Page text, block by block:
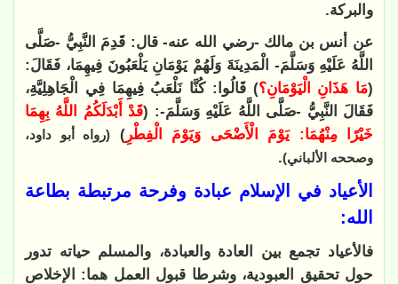
والبركة.
عن أنس بن مالك -رضي الله عنه- قال: قَدِمَ النَّبِيُّ -صَلَّى
اللَّهُ عَلَيْهِ وَسَلَّمَ- الْمَدِينَةَ وَلَهُمْ يَوْمَانِ يَلْعَبُونَ فِيهِمَا، فَقَالَ:
(مَا هَذَانِ الْيَوْمَانِ؟) قَالُوا: كُنَّا نَلْعَبُ فِيهِمَا فِي الْجَاهِلِيَّةِ،
فَقَالَ النَّبِيُّ -صَلَّى اللَّهُ عَلَيْهِ وَسَلَّمَ-: (قَدْ أَبْدَلَكُمُ اللَّهُ بِهِمَا
خَيْرًا مِنْهُمَا: يَوْمَ الْأَضْحَى وَيَوْمَ الْفِطْرِ)
(رواه أبو داود،
وصححه الألباني).
الأعياد في الإسلام عبادة وفرحة مرتبطة بطاعة
الله:
فالأعياد تجمع بين العادة والعبادة، والمسلم حياته تدور
حول تحقيق العبودية، وشرطا قبول العمل هما: الإخلاص